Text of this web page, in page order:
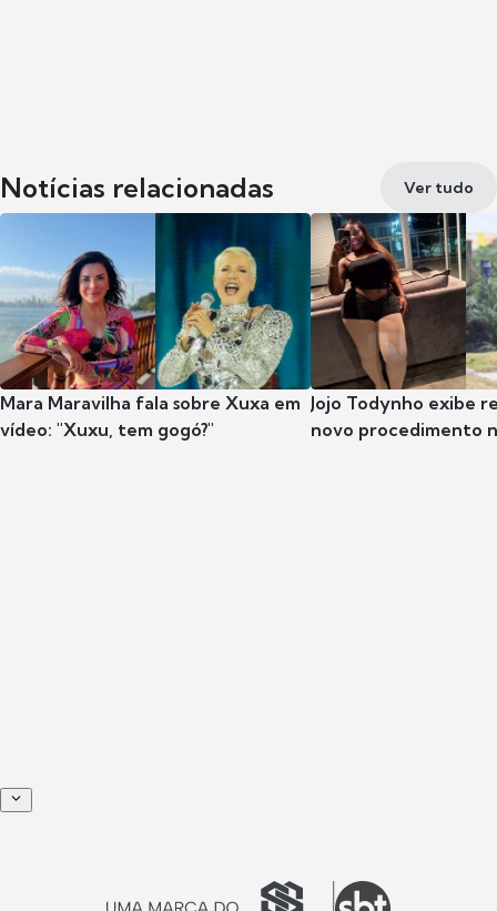
Notícias relacionadas Ver tudo
Mara Maravilha fala sobre Xuxa em
vídeo: "Xuxu, tem gogó?"
Jojo Todynho exibe
novo procedimento